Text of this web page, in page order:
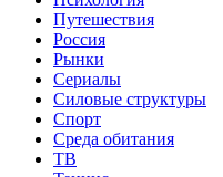
Путешествия
Россия
Рынки
Сериалы
Силовые структуры
Спорт
Среда обитания
ТВ